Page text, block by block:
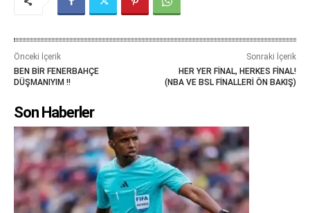
Önceki İçerik
BEN BİR FENERBAHÇE
DÜŞMANIYIM !!
Sonraki İçerik
HER YER FİNAL, HERKES FİNAL!
(NBA VE BSL FİNALLERİ ÖN BAKIŞ)
Son Haberler